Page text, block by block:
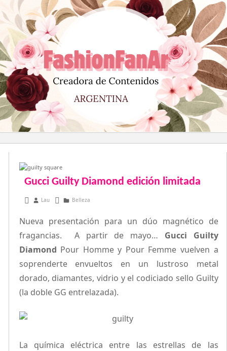
al
contenido
Gucci Guilty Diamond edición limitada
marzo 27, 2015
Lau Belleza
Nueva presentación para un dúo magnético de
fragancias. A partir de mayo… Gucci Guilty
Diamond Pour Homme y Pour Femme vuelven a
soprenderte envueltos en un lustroso metal
dorado, diamantes, vidrio y el codiciado sello Guilty
(la doble GG entrelazada).
La química eléctrica entre las estrellas de las